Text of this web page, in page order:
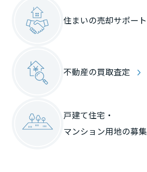
住まいの売却サポート
不動産の買取査定
戸建て住宅・
マンション用地の募集